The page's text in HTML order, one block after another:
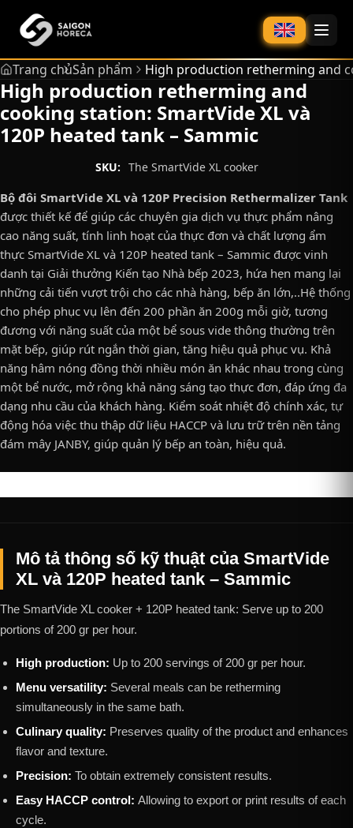
chính
Trang chủSản phẩm High production retherming and
High production retherming and
cooking station: SmartVide XL và
120P heated tank – Sammic
SKU: The SmartVide XL cooker
Bộ đôi SmartVide XL và 120P Precision Rethermalizer Tank
được thiết kế để giúp các chuyên gia dịch vụ thực phẩm nâng
cao năng suất, tính linh hoạt của thực đơn và chất lượng ẩm
thực SmartVide XL và 120P heated tank – Sammic được vinh
danh tại Giải thưởng Kiến tạo Nhà bếp 2023, hứa hẹn mang lại
những cải tiến vượt trội cho các nhà hàng, bếp ăn lớn,..Hệ thống
cho phép phục vụ lên đến 200 phần ăn 200g mỗi giờ, tương
đương với năng suất của một bể sous vide thông thường trên
mặt bếp, giúp rút ngắn thời gian, tăng hiệu quả phục vụ. Khả
năng hâm nóng đồng thời nhiều món ăn khác nhau trong cùng
một bể nước, mở rộng khả năng sáng tạo thực đơn, đáp ứng đa
dạng nhu cầu của khách hàng. Kiểm soát nhiệt độ chính xác, tự
động hóa việc thu thập dữ liệu HACCP và lưu trữ trên nền tảng
đám mây JANBY, giúp quản lý bếp an toàn, hiệu quả.
Mô tả thông số kỹ thuật của SmartVide
XL và 120P heated tank – Sammic
The SmartVide XL cooker + 120P heated tank: Serve up to 200
portions of 200 gr per hour.
High production: Up to 200 servings of 200 gr per hour.
Menu versatility: Several meals can be retherming
simultaneously in the same bath.
Culinary quality: Preserves quality of the product and enhances
flavor and texture.
Precision: To obtain extremely consistent results.
Easy HACCP control: Allowing to export or print results of each
cycle.